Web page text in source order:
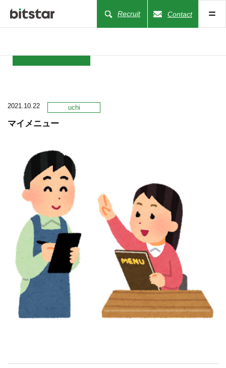
Recruit Contact
COMPANY
BUSINESS
WORKS
ACTION
RECRUIT
STAFF BLOG
CONTACT US
サイトマップ
2021.10.22 uchi
マイメニュー